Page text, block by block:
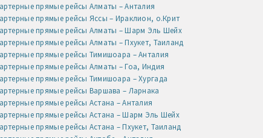
прямые рейсы Алматы – Анталия
прямые рейсы Яссы – Ираклион, о.Крит
прямые рейсы Алматы – Шарм Эль Шейх
прямые рейсы Алматы – Пхукет, Таиланд
прямые рейсы Тимишоара – Анталия
прямые рейсы Алматы – Гоа, Индия
прямые рейсы Тимишоара – Хургада
прямые рейсы Варшава – Ларнака
прямые рейсы Астана – Анталия
прямые рейсы Астана – Шарм Эль Шейх
прямые рейсы Астана – Пхукет, Таиланд